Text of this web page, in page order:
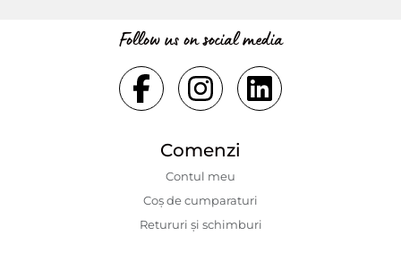
Follow us on social media
Comenzi
Contul meu
Coș de cumparaturi
Retururi și schimburi